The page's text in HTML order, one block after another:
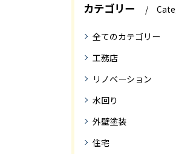
カテゴリー
全てのカテゴリー
工務店
リノベーション
水回り
外壁塗装
住宅